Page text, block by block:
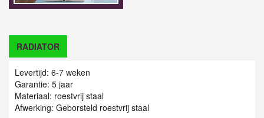
RADIATOR
Levertijd: 6-7 weken
Garantie: 5 jaar
Materiaal: roestvrij staal
Afwerking: Geborsteld roestvrij staal